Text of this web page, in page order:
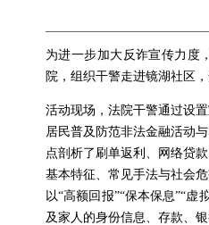
为进一步加大反诈宣传力度
院，组织干警走进镜湖社区
活动现场，法院干警通过设
居民普及防范非法金融活动
点剖析了刷单返利、网络贷
基本特征、常见手法与社会
以“高额回报”“保本保息”“
及家人的身份信息、存款、